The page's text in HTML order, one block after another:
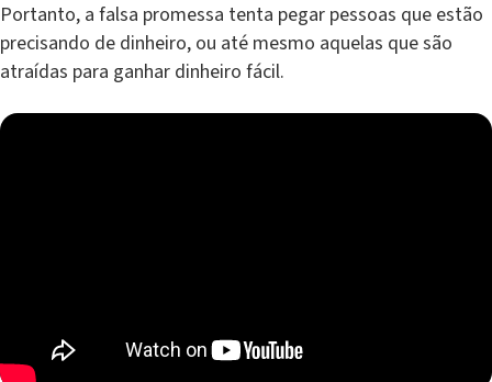
Portanto, a falsa promessa tenta pegar pessoas que estão
precisando de dinheiro, ou até mesmo aquelas que são
atraídas para ganhar dinheiro fácil.